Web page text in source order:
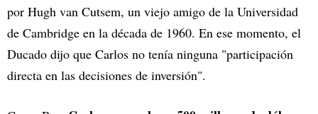
por Hugh van Cutsem, un viejo amigo de la Universidad
de Cambridge en la década de 1960. En ese momento, el
Ducado dijo que Carlos no tenía ninguna "participación
directa en las decisiones de inversión".